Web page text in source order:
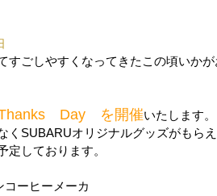
すごしやすくなってきたこの頃いかが
Day を開催いたします。
くSUBARUオリジナルグッズがもらえ
定しております。
ーヒーメーカ